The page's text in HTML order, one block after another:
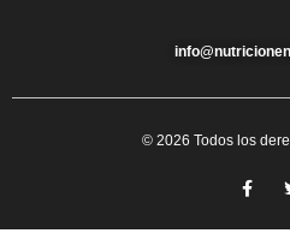
© 2026 Todos los